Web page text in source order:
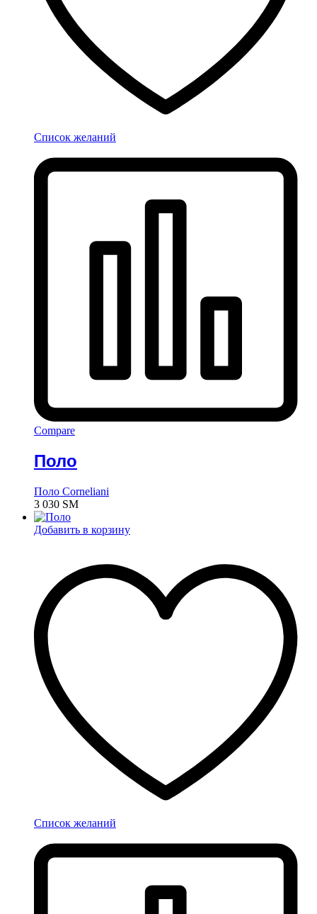
Список желаний
Compare
Поло
Поло Corneliani
3 030 ЅМ
Добавить в корзину
Список желаний